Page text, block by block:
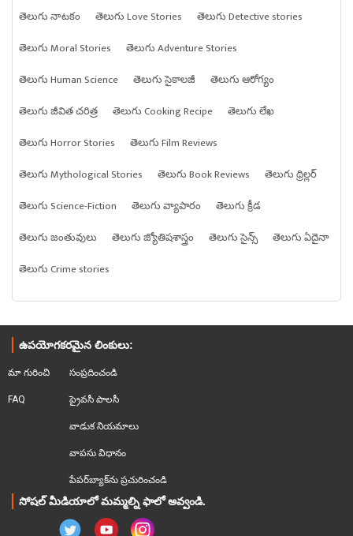
తెలుగు నాటకం
తెలుగు Love Stories
తెలుగు Detective stories
తెలుగు Moral Stories
తెలుగు Adventure Stories
తెలుగు Human Science
తెలుగు సైకాలజీ
తెలుగు ఆరోగ్యం
తెలుగు జీవిత చరిత్ర
తెలుగు Cooking Recipe
తెలుగు లేఖ
తెలుగు Horror Stories
తెలుగు Film Reviews
తెలుగు Mythological Stories
తెలుగు Book Reviews
తెలుగు థ్రిల్లర్
తెలుగు Science-Fiction
తెలుగు వ్యాపారం
తెలుగు క్రీడ
తెలుగు జంతువులు
తెలుగు జ్యోతిషశాస్త్రం తెలుగు సైన్స్
తెలుగు ఏదైనా
తెలుగు Crime stories
ఉపయోగకరమైన లింకులు:
మా గురించి
FAQ
సంప్రదించండి
ప్రైవసీ పాలసీ
వాడుక నియమాలు
వాపసు విధానం
పేపర్‌బ్యాక్‌ను ప్రచురించండి
సోషల్ మీడియాలో మమ్మల్ని ఫాలో అవ్వండి.